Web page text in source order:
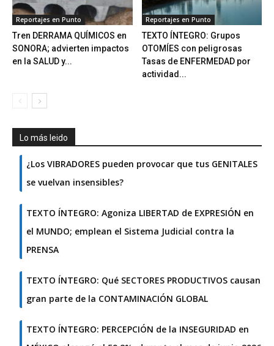
Reportajes en Punto
Tren DERRAMA QUÍMICOS en
SONORA; advierten impactos
en la SALUD y...
Reportajes en Punto
TEXTO ÍNTEGRO: Grupos
OTOMÍES con peligrosas
Tasas de ENFERMEDAD por
actividad...
Lo más leido
¿Los VIBRADORES pueden provocar que tus GENITALES
se vuelvan insensibles?
TEXTO ÍNTEGRO: Agoniza LIBERTAD de EXPRESIÓN en
el MUNDO; emplean el Sistema Judicial contra la
PRENSA
TEXTO ÍNTEGRO: Qué SECTORES PRODUCTIVOS causan
gran parte de la CONTAMINACIÓN GLOBAL
TEXTO ÍNTEGRO: PERCEPCIÓN de la INSEGURIDAD en